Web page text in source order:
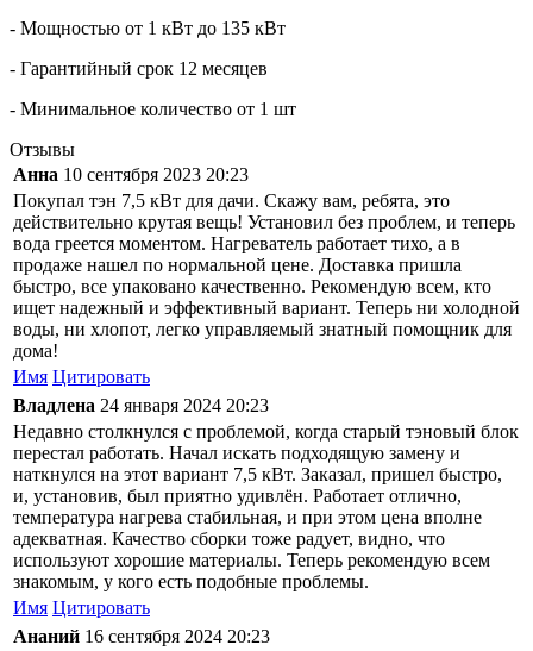
- Мощностью от 1 кВт до 135 кВт
- Гарантийный срок 12 месяцев
- Минимальное количество от 1 шт
Отзывы
Анна 10 сентября 2023 20:23
Покупал тэн 7,5 кВт для дачи. Скажу вам, ребята, это
действительно крутая вещь! Установил без проблем, и теперь
вода греется моментом. Нагреватель работает тихо, а в
продаже нашел по нормальной цене. Доставка пришла
быстро, все упаковано качественно. Рекомендую всем, кто
ищет надежный и эффективный вариант. Теперь ни холодной
воды, ни хлопот, легко управляемый знатный помощник для
дома!
Имя Цитировать
Владлена 24 января 2024 20:23
Недавно столкнулся с проблемой, когда старый тэновый блок
перестал работать. Начал искать подходящую замену и
наткнулся на этот вариант 7,5 кВт. Заказал, пришел быстро,
и, установив, был приятно удивлён. Работает отлично,
температура нагрева стабильная, и при этом цена вполне
адекватная. Качество сборки тоже радует, видно, что
используют хорошие материалы. Теперь рекомендую всем
знакомым, у кого есть подобные проблемы.
Имя Цитировать
Ананий 16 сентября 2024 20:23